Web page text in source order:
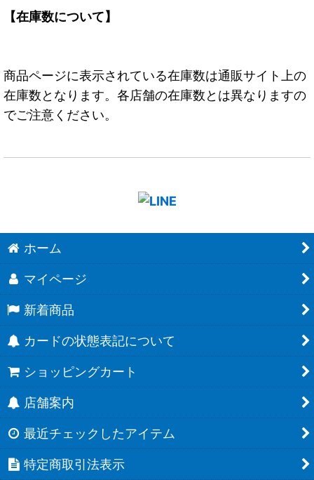
【在庫数について】
商品ページに表示されている在庫数は通販サイト上の
在庫数となります。各店舗の在庫数とは異なりますの
でご注意ください。
ホーム
マイページ
新着商品
カードの状態表記について
ショッピングカート
店舗案内
最近チェックしたアイテム
特定商取引法表示